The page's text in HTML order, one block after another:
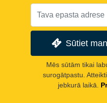
Sūtiet
Mēs sūtām tikai
surogātpastu.
jebkurā laikā.